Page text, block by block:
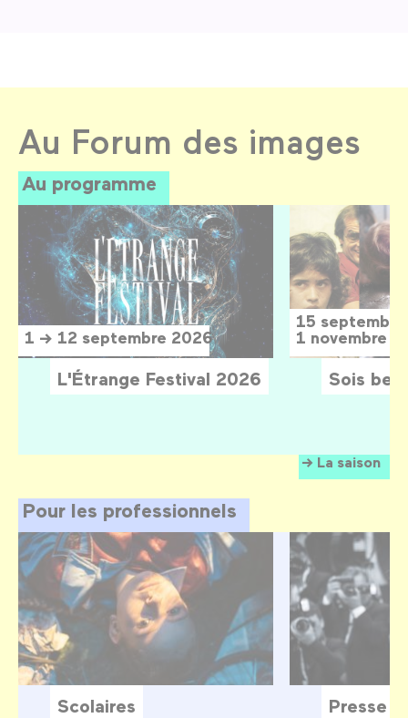
Au Forum des images
Au programme
La saison
1 → 12 septembre 2026
L'Étrange Festival 2026
15
1 novembre
Sois
Pour les professionnels
Scolaires Presse